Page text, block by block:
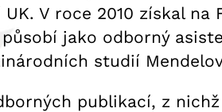
V roce 2010 získal
jako odborný
studií
publikací, z